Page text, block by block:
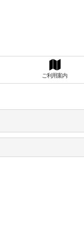
ご利用案内